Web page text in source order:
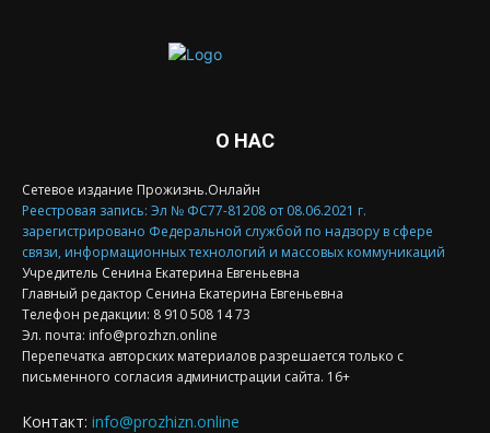
О НАС
Сетевое издание Прожизнь.Онлайн
Реестровая запись: Эл № ФС77-81208 от 08.06.2021 г.
зарегистрировано Федеральной службой по надзору в сфере
связи, информационных технологий и массовых коммуникаций
Учредитель Сенина Екатерина Евгеньевна
Главный редактор Сенина Екатерина Евгеньевна
Телефон редакции: 8 910 508 14 73
Эл. почта: info@prozhzn.online
Перепечатка авторских материалов разрешается только с
письменного согласия администрации сайта. 16+
Контакт: info@prozhizn.online